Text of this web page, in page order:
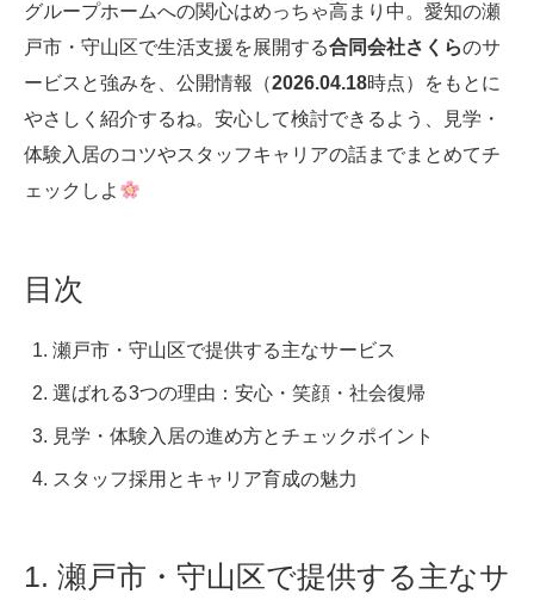
グループホームへの関心はめっちゃ高まり中。愛知の瀬
戸市・守山区で生活支援を展開する合同会社さくらのサ
ービスと強みを、公開情報（2026.04.18時点）をもとに
やさしく紹介するね。安心して検討できるよう、見学・
体験入居のコツやスタッフキャリアの話までまとめてチ
ェックしよ
目次
瀬戸市・守山区で提供する主なサービス
選ばれる3つの理由：安心・笑顔・社会復帰
見学・体験入居の進め方とチェックポイント
スタッフ採用とキャリア育成の魅力
1. 瀬戸市・守山区で提供する主なサ